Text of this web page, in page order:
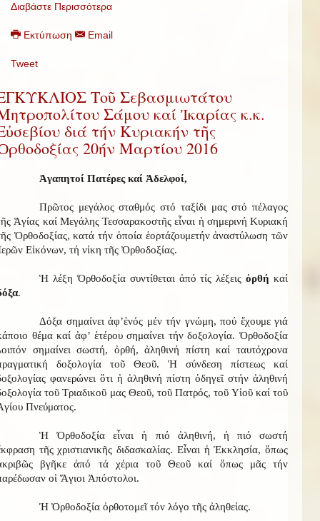
Διαβάστε Περισσότερα
Εκτύπωση Email
Tweet
Τοῦ Σεβασμιωτάτου
Σάμου καί Ἰκαρίας κ.κ.
διά τήν Κυριακήν τῆς
20ήν Μαρτίου 2016
Ἀγαπητοί Πατέρες καί Ἀδελφοί,
Πρῶτος μεγάλος σταθμός στό ταξίδι μας στό πέλαγος
Ἁγίας καί Μεγάλης Τεσσαρακοστῆς εἶναι ἡ σημερινή Κυριακή
Ὀρθοδοξίας, κατά τήν ὁποία ἑορτάζουμετήν ἀναστύλωση τῶν
Εἰκόνων, τή νίκη τῆς Ὀρθοδοξίας.
Ἡ λέξη Ὀρθοδοξία συντίθεται ἀπό τίς λέξειςὀρθή καί
.
Δόξα σημαίνει ἀφ’ἑνός μέν τήν γνώμη, πού ἔχουμε γιά
θέμα καί ἀφ’ ἑτέρου σημαίνει τήν δοξολογία. Ὀρθοδοξία
σημαίνει σωστή, ὀρθή, ἀληθινή πίστη καί ταυτόχρονα
δοξολογία τοῦ Θεοῦ. Ἡ σύνδεση πίστεως καί
φανερώνει ὅτι ἡ ἀληθινή πίστη ὁδηγεῖ στήν ἀληθινή
τοῦ Τριαδικοῦ μας Θεοῦ, τοῦ Πατρός, τοῦ Υἱοῦ καί τοῦ
Πνεύματος.
Ἡ Ὀρθοδοξία εἶναι ἡ πιό ἀληθινή, ἡ πιό σωστή
τῆς χριστιανικῆς διδασκαλίας. Εἶναι ἡ Ἐκκλησία, ὅπως
βγῆκε ἀπό τά χέρια τοῦ Θεοῦ καί ὅπως μᾶς τήν
οἱ Ἅγιοι Ἀπόστολοι.
Ἡ Ὀρθοδοξία ὀρθοτομεῖ τόν λόγο τῆς ἀληθείας.